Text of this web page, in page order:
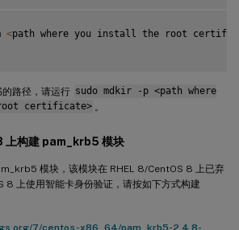
<path where you install the root
路径，请运行 sudo mdkir -p <path where
certificate> 。
上构建 pam_krb5 模块
模块，该模块在 RHEL 8/CentOS 8 上已弃
8 上使用智能卡身份验证，请按如下方式构建
7/centos-x86_64/pam_krb5-2.4.8-